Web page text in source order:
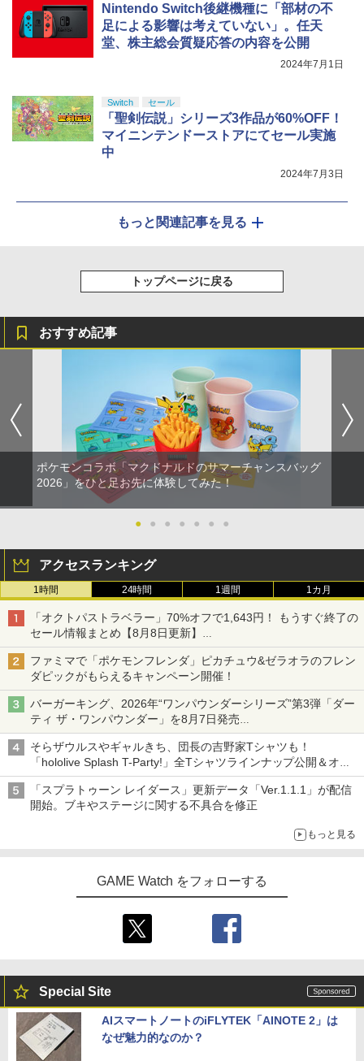
Nintendo Switch後継機種に「部材の不
足による影響は考えていない」。任天
堂、株主総会質疑応答の内容を公開
2024年7月1日
Switch セール
「聖剣伝説」シリーズ3作品が60%OFF！
マイニンテンドーストアにてセール実施
中
2024年7月3日
もっと関連記事を見る
トップページに戻る
おすすめ記事
ポケモンコラボ「マクドナルドのサマーチャンスバッグ
2026」をひと足お先に体験してみた！
● ● ● ● ● ● ●
アクセスランキング
1時間 24時間 1週間 1カ月
「オクトパストラベラー」70%オフで1,643円！ もうすぐ終了の
セール情報まとめ【8月8日更新】
ニンテンドーeショップでは「大神 絶景版」が67%オフで990円
ファミマで「ポケモンフレンダ」ピカチュウ&ゼラオラのフレン
ダピックがもらえるキャンペーン開催！
バーガーキング、2026年“ワンパウンダーシリーズ”第3弾「ダー
ティ ザ・ワンパウンダー」を8月7日発売
「特製ガーリックマヨソース」を使用した超大型チーズバーガー
そらザウルスやギャルきち、団長の吉野家Tシャツも！
「hololive Splash T-Party!」全Tシャツラインナップ公開＆オン
ライン販売開始
「スプラトゥーン レイダース」更新データ「Ver.1.1.1」が配信
開始。ブキやステージに関する不具合を修正
もっと見る
GAME Watch をフォローする
Special Site
AIスマートノートのiFLYTEK「AINOTE 2」は
なぜ魅力的なのか？